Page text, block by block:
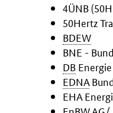
4ÜNB
50Hertz
BDEW
BNE -
DB Energie
EDNA
EHA